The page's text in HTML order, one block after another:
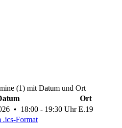
(1) mit Datum und Ort
Ort
• 18:00 - 19:30 Uhr E.19
.ics-Format